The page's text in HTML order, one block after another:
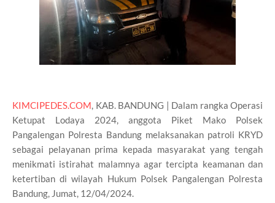
KIMCIPEDES.COM, KAB. BANDUNG | Dalam rangka Operasi
Ketupat Lodaya 2024, anggota Piket Mako Polsek
Pangalengan Polresta Bandung melaksanakan patroli KRYD
sebagai pelayanan prima kepada masyarakat yang tengah
menikmati istirahat malamnya agar tercipta keamanan dan
ketertiban di wilayah Hukum Polsek Pangalengan Polresta
Bandung, Jumat, 12/04/2024.